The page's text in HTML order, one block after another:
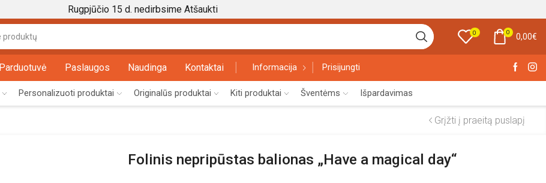
Rugpjūčio 15 d. nedirbsime Atšaukti
input
0 0 0,00€
Parduotuvė Paslaugos Naudinga Kontaktai Informacija Prisijungti
Personalizuoti produktai Originalūs produktai Kiti produktai Šventėms Išpardavimas
Grįžti į praeitą puslapį
Folinis nepripūstas balionas „Have a magical day“